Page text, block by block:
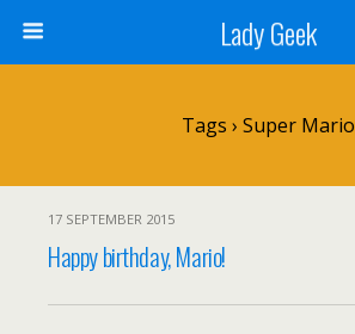
Lady Geek
Tags › Super Mario
17 SEPTEMBER 2015
Happy birthday, Mario!